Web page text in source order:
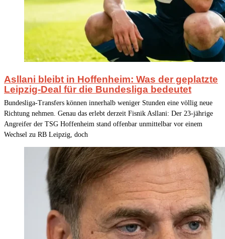
Asllani bleibt in Hoffenheim: Was der geplatzte
Leipzig-Deal für die Bundesliga bedeutet
Bundesliga-Transfers können innerhalb weniger Stunden eine völlig neue
Richtung nehmen. Genau das erlebt derzeit Fisnik Asllani: Der 23-jährige
Angreifer der TSG Hoffenheim stand offenbar unmittelbar vor einem
Wechsel zu RB Leipzig, doch